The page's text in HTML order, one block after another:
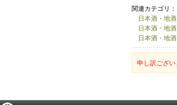
関連カテゴリ：
日本酒・地酒
日本酒・地酒
日本酒・地酒
申し訳ござい